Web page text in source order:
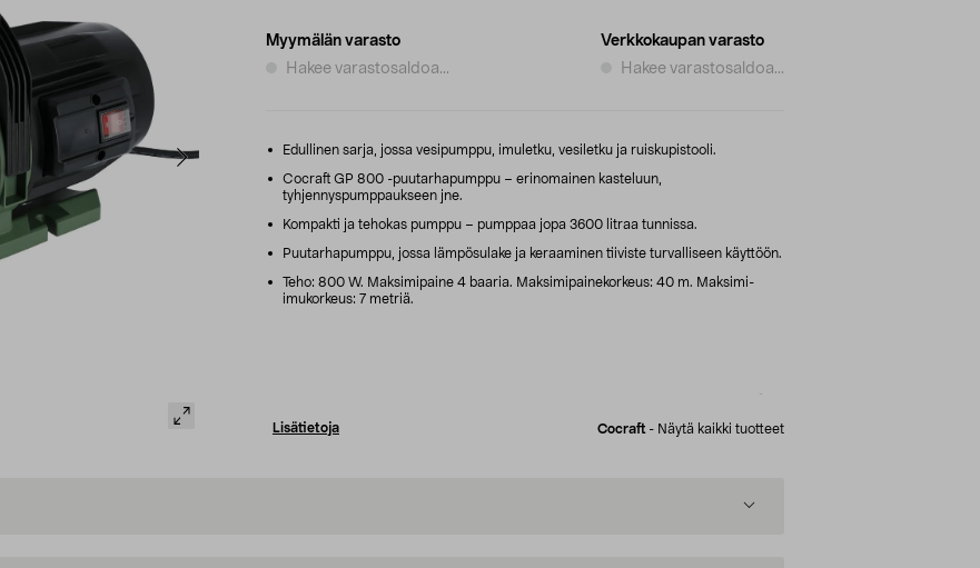
Myymälän varasto
Hakee varastosaldoa...
Verkkokaupan varasto
Hakee varastosaldoa...
Edullinen sarja, jossa vesipumppu, imuletku, vesiletku ja ruiskupistooli.
Cocraft GP 800 -puutarhapumppu – erinomainen kasteluun,
tyhjennyspumppaukseen jne.
Kompakti ja tehokas pumppu – pumppaa jopa 3600 litraa tunnissa.
Puutarhapumppu, jossa lämpösulake ja keraaminen tiiviste turvalliseen käyttöön.
Teho: 800 W. Maksimipaine 4 baaria. Maksimipainekorkeus: 40 m. Maksimi-
imukorkeus: 7 metriä.
Lisätietoja Cocraft - Näytä kaikki tuotteet